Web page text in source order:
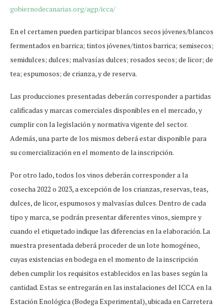
gobiernodecanarias.org/agp/icca/
En el certamen pueden participar blancos secos jóvenes/blancos
fermentados en barrica; tintos jóvenes/tintos barrica; semisecos;
semidulces; dulces; malvasías dulces; rosados secos; de licor; de
tea; espumosos; de crianza, y de reserva.
Las producciones presentadas deberán corresponder a partidas
calificadas y marcas comerciales disponibles en el mercado, y
cumplir con la legislación y normativa vigente del sector.
Además, una parte de los mismos deberá estar disponible para
su comercialización en el momento de la inscripción.
Por otro lado, todos los vinos deberán corresponder a la
cosecha 2022 o 2023, a excepción de los crianzas, reservas, teas,
dulces, de licor, espumosos y malvasías dulces. Dentro de cada
tipo y marca, se podrán presentar diferentes vinos, siempre y
cuando el etiquetado indique las diferencias en la elaboración. La
muestra presentada deberá proceder de un lote homogéneo,
cuyas existencias en bodega en el momento de la inscripción
deben cumplir los requisitos establecidos en las bases según la
cantidad. Estas se entregarán en las instalaciones del ICCA en la
Estación Enológica (Bodega Experimental), ubicada en Carretera